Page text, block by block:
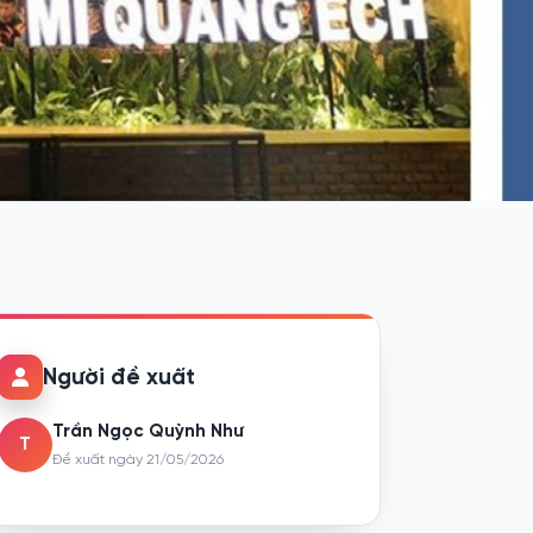
Người đề xuất
T
Trần Ngọc Quỳnh Như
Đề xuất ngày 21/05/2026